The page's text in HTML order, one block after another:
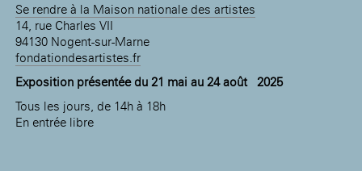
Se rendre à la Maison nationale des artistes
14, rue Charles VII
94130 Nogent-sur-Marne
fondationdesartistes.fr
Exposition présentée du 21 mai au 24 août 2025
Tous les jours, de 14h à 18h
En entrée libre